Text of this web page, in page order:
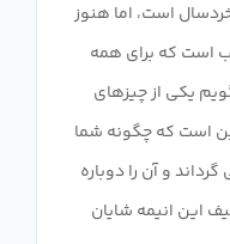
است، اما هنوز
است که برای همه
یکی از چیزهای
است که چگونه شما
و آن را دوباره
این انیمه شایان